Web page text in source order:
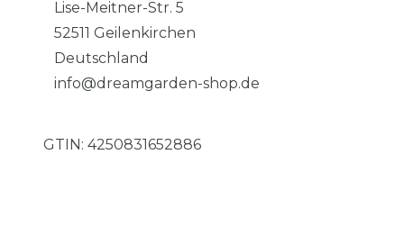
Lise-Meitner-Str. 5
52511 Geilenkirchen
Deutschland
info@dreamgarden-shop.de
GTIN: 4250831652886